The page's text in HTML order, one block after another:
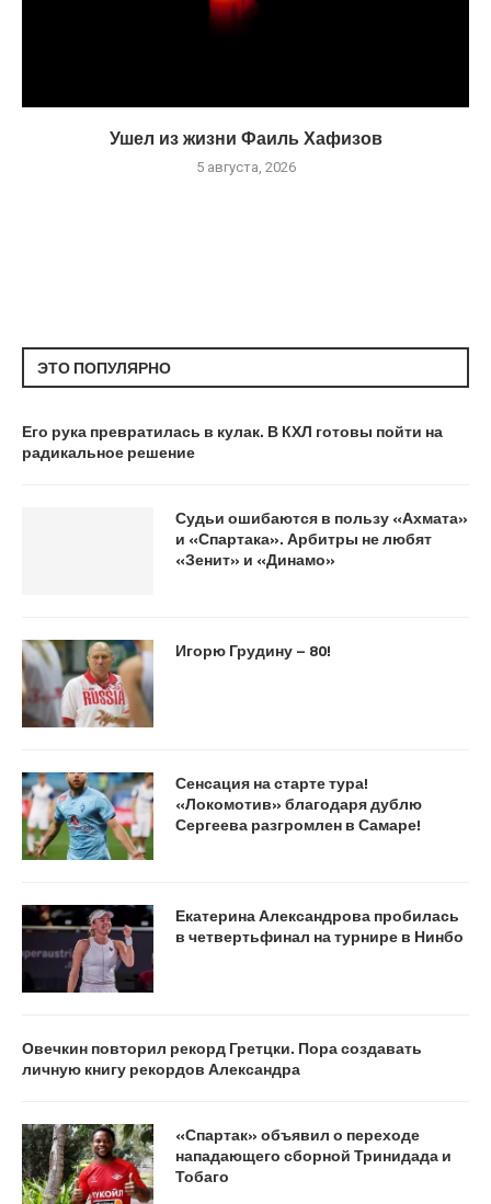
Ушел из жизни Фаиль Хафизов
5 августа, 2026
ЭТО ПОПУЛЯРНО
Его рука превратилась в кулак. В КХЛ готовы пойти на
радикальное решение
Судьи ошибаются в пользу «Ахмата»
и «Спартака». Арбитры не любят
«Зенит» и «Динамо»
Игорю Грудину – 80!
Сенсация на старте тура!
«Локомотив» благодаря дублю
Сергеева разгромлен в Самаре!
Екатерина Александрова пробилась
в четвертьфинал на турнире в Нинбо
Овечкин повторил рекорд Гретцки. Пора создавать
личную книгу рекордов Александра
«Спартак» объявил о переходе
нападающего сборной Тринидада и
Тобаго